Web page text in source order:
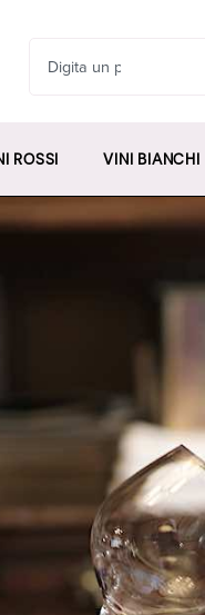
ROSSI VINI BIANCHI